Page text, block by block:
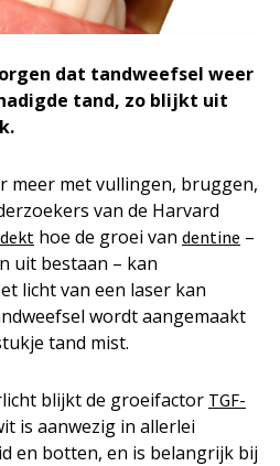
dat tandweefsel weer
tand, zo blijkt uit
meer met vullingen, bruggen,
van de Harvard
hoe de groei van dentine –
uit bestaan – kan
licht van een laser kan
wordt aangemaakt
tand mist.
blijkt de groeifactor TGF-
is aanwezig in allerlei
en botten, en is belangrijk bij